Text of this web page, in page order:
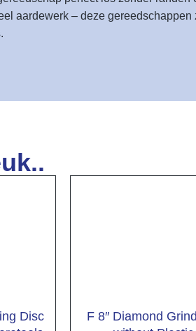
aardewerk – deze gereedschappen
Disc
F 8″ Diamond